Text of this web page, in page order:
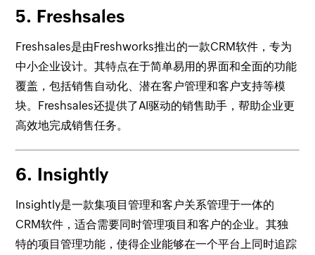
5. Freshsales
Freshsales是由Freshworks推出的一款CRM软件，专为
中小企业设计。其特点在于简单易用的界面和全面的功能
覆盖，包括销售自动化、潜在客户管理和客户支持等模
块。Freshsales还提供了AI驱动的销售助手，帮助企业更
高效地完成销售任务。
6. Insightly
Insightly是一款集项目管理和客户关系管理于一体的
CRM软件，适合需要同时管理项目和客户的企业。其独
特的项目管理功能，使得企业能够在一个平台上同时追踪